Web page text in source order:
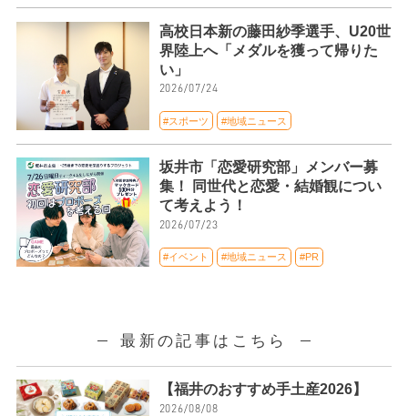
高校日本新の藤田紗季選手、U20世
界陸上へ「メダルを獲って帰りた
い」
2026/07/24
#スポーツ #地域ニュース
坂井市「恋愛研究部」メンバー募
集！ 同世代と恋愛・結婚観につい
て考えよう！
2026/07/23
#イベント #地域ニュース #PR
最新の記事はこちら
【福井のおすすめ手土産2026】
2026/08/08